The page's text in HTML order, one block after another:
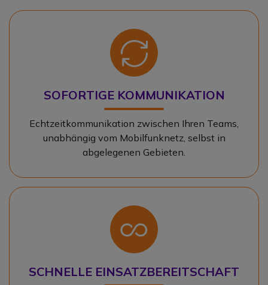
Icon
SOFORTIGE KOMMUNIKATION
Echtzeitkommunikation zwischen Ihren Teams,
unabhängig vom Mobilfunknetz, selbst in
abgelegenen Gebieten.
Icon
SCHNELLE EINSATZBEREITSCHAFT